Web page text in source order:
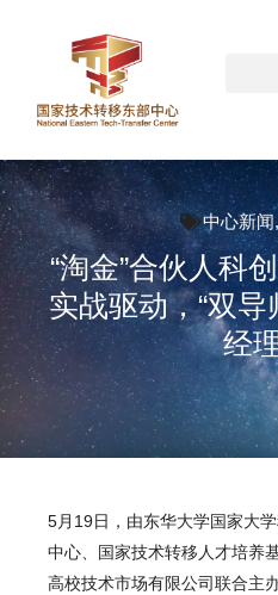
中心新闻
“淘金”合伙人科
实战驱动，“双导
经
5月19日，由东华大学国家大学
中心、国家技术转移人才培养
高校技术市场有限公司联合主